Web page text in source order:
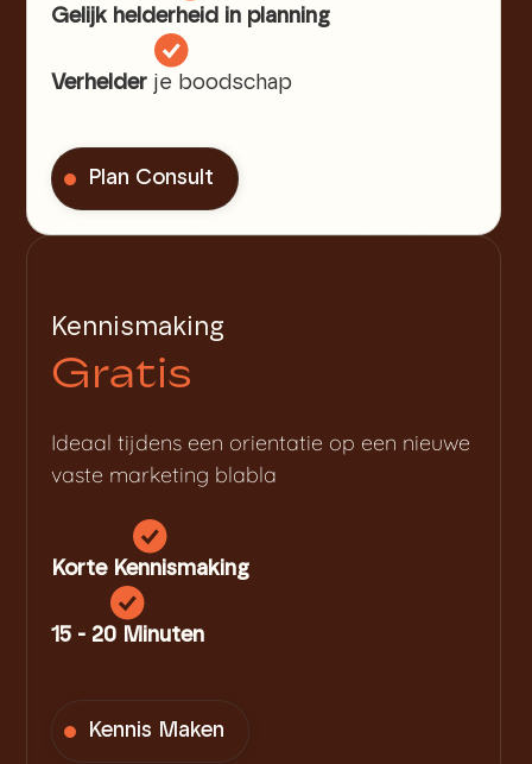
Gelijk helderheid in planning
Verhelder je boodschap
Plan Consult
Kennismaking
Gratis
Ideaal tijdens een orientatie op een nieuwe
vaste marketing blabla
Korte Kennismaking
15 - 20 Minuten
Kennis Maken
Kennismaken